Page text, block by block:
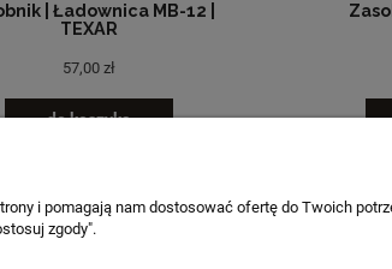
| Ładownica MB-12 |
TEXAR
57,00 zł
do koszyka
PŁATNOŚCI I DOSTAWA
i pomagają nam dostosować ofertę do Twoich
zgody".